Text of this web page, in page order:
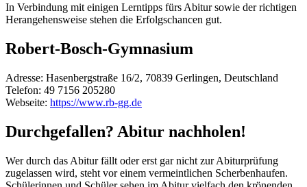
In Verbindung mit einigen Lerntipps fürs Abitur sowie der richtigen
Herangehensweise stehen die Erfolgschancen gut.
Robert-Bosch-Gymnasium
Adresse: Hasenbergstraße 16/2, 70839 Gerlingen, Deutschland
Telefon: 49 7156 205280
Webseite: https://www.rb-gg.de
Durchgefallen? Abitur nachholen!
Wer durch das Abitur fällt oder erst gar nicht zur Abiturprüfung
zugelassen wird, steht vor einem vermeintlichen Scherbenhaufen.